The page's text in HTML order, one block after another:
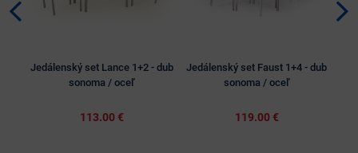
Jedálenský set Lance 1+2 - dub
sonoma / oceľ
113.00 €
Jedálenský set Faust 1+4 - dub
sonoma / oceľ
119.00 €